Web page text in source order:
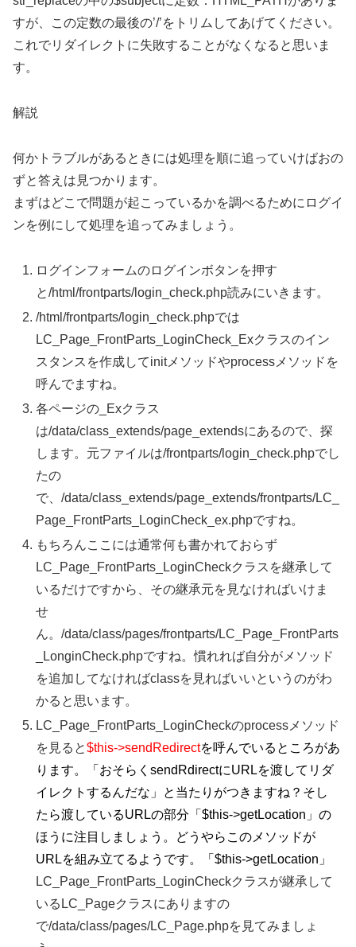
すが、この定数の最後の’/’をトリムしてあげてください。
これでリダイレクトに失敗することがなくなると思いま
す。
解説
何かトラブルがあるときには処理を順に追っていけばおの
ずと答えは見つかります。
まずはどこで問題が起こっているかを調べるためにログイ
ンを例にして処理を追ってみましょう。
ログインフォームのログインボタンを押す
と/html/frontparts/login_check.php読みにいきます。
/html/frontparts/login_check.phpでは
LC_Page_FrontParts_LoginCheck_Exクラスのイン
スタンスを作成してinitメソッドやprocessメソッドを
呼んでますね。
各ページの_Exクラス
は/data/class_extends/page_extendsにあるので、探
します。元ファイルは/frontparts/login_check.phpでし
たの
で、/data/class_extends/page_extends/frontparts/LC_
Page_FrontParts_LoginCheck_ex.phpですね。
もちろんここには通常何も書かれておらず
LC_Page_FrontParts_LoginCheckクラスを継承して
いるだけですから、その継承元を見なければいけま
せ
ん。/data/class/pages/frontparts/LC_Page_FrontParts
_LonginCheck.phpですね。慣れれば自分がメソッド
を追加してなければclassを見ればいいというのがわ
かると思います。
LC_Page_FrontParts_LoginCheckのprocessメソッド
を見ると$this->sendRedirectを呼んでいるところがあ
ります。「おそらくsendRdirectにURLを渡してリダ
イレクトするんだな」と当たりがつきますね？そし
たら渡しているURLの部分「$this->getLocation」の
ほうに注目しましょう。どうやらこのメソッドが
URLを組み立てるようです。
「$this->getLocation」
LC_Page_FrontParts_LoginCheckクラスが継承して
いるLC_Pageクラスにありますの
で/data/class/pages/LC_Page.phpを見てみましょ